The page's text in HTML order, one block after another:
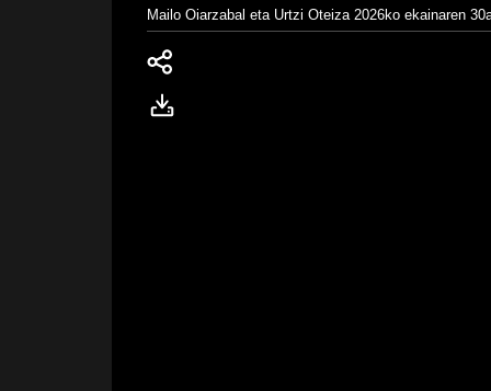
Mailo Oiarzabal eta Urtzi Oteiza 2026ko ekainaren